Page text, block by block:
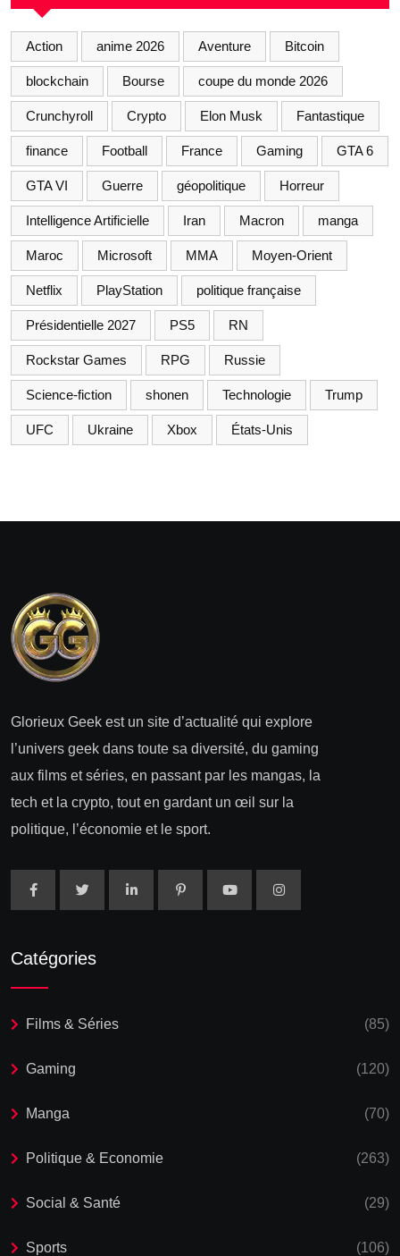
Action anime 2026 Aventure Bitcoin
blockchain Bourse coupe du monde 2026
Crunchyroll Crypto Elon Musk Fantastique
finance Football France Gaming GTA 6
GTA VI Guerre géopolitique Horreur
Intelligence Artificielle Iran Macron manga
Maroc Microsoft MMA Moyen-Orient
Netflix PlayStation politique française
Présidentielle 2027 PS5 RN
Rockstar Games RPG Russie
Science-fiction shonen Technologie Trump
UFC Ukraine Xbox États-Unis
Glorieux Geek est un site d’actualité qui explore
l’univers geek dans toute sa diversité, du gaming
aux films et séries, en passant par les mangas, la
tech et la crypto, tout en gardant un œil sur la
politique, l’économie et le sport.
Catégories
Films & Séries (85)
Gaming (120)
Manga (70)
Politique & Economie (263)
Social & Santé (29)
Sports (106)